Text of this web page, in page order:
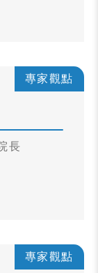
專家觀點
長
專家觀點